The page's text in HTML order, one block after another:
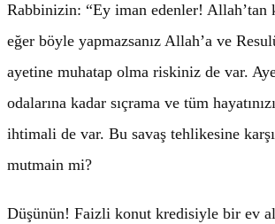
Rabbinizin: “Ey iman edenler!
eğer böyle yapmazsanız Allah’a ve
ayetine muhatap olma riskiniz de var.
odalarına kadar sıçrama ve tüm
ihtimali de var. Bu savaş tehlikesine
mutmain mi?
Düşünün! Faizli konut kredisiyle bir ev